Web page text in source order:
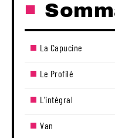
La Capucine
Le Profilé
L’intégral
Van